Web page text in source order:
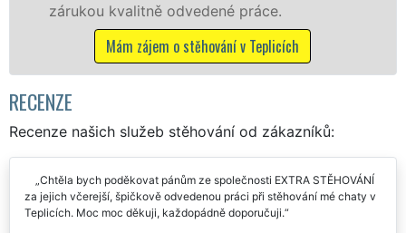
Nabízíme stěhovací služby NON-STOP
včetně víkendů a svátků bez příplatků.
Mám zájem o stěhovací služby v Teplicích
RECENZE
Recenze našich služeb stěhování od zákazníků:
Chtěla bych poděkovat pánům ze společnosti EXTRA STĚHOVÁNÍ
za jejich včerejší, špičkově odvedenou práci při stěhování mé chaty v